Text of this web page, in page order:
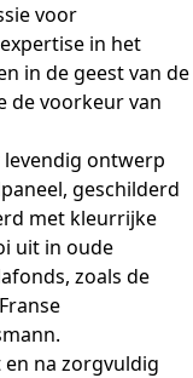
voor
in het
in de geest van de
de voorkeur van
ontwerp
geschilderd
met kleurrijke
uit in oude
zoals de
na zorgvuldig